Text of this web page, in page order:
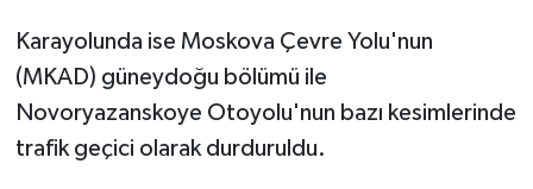
Karayolunda ise Moskova Çevre Yolu'nun
(MKAD) güneydoğu bölümü ile
Novoryazanskoye Otoyolu'nun bazı kesimlerinde
trafik geçici olarak durduruldu.